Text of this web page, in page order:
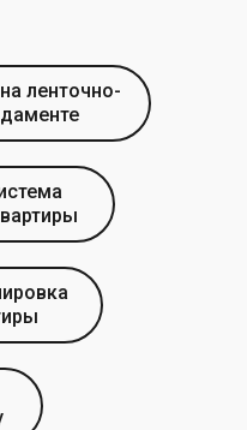
ленточно-